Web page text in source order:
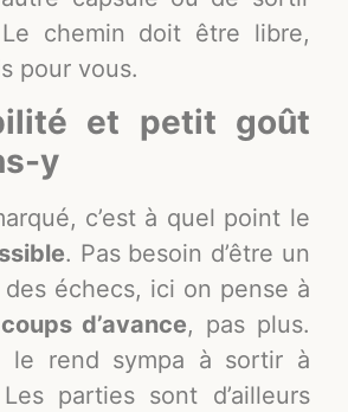
chemin doit être libre,
pour vous.
et petit goût
y
c’est à quel point le
. Pas besoin d’être un
échecs, ici on pense à
d’avance, pas plus.
le rend sympa à sortir à
Les parties sont d’ailleurs